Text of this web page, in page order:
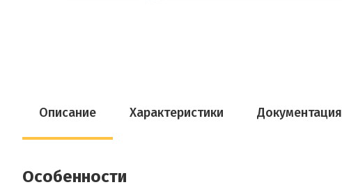
Описание Характеристики Документация
Особенности